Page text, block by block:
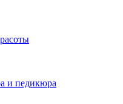
и педикюра